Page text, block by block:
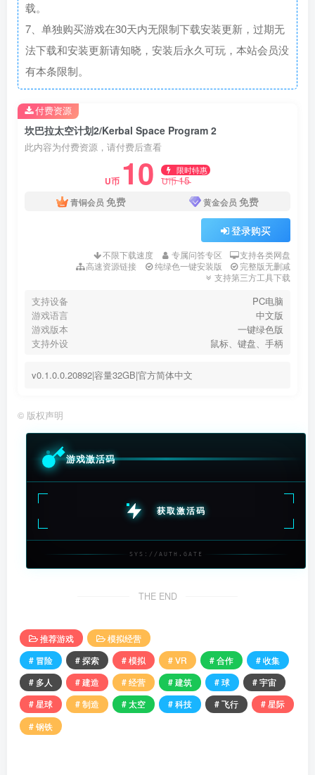
载。
7、单独购买游戏在30天内无限制下载安装更新，过期无
法下载和安装更新请知晓，安装后永久可玩，本站会员没
有本条限制。
坎巴拉太空计划2/Kerbal Space Program 2
此内容为付费资源，请付费后查看
U币 10 限时特惠
U币15
青铜会员 免费 黄金会员 免费
登录购买
不限下载速度 专属问答专区
支持各类网盘
高速资源链接
纯绿色一键安装版
完整版无删减
支持第三方工具下载
支持设备
PC电脑
游戏语言
中文版
游戏版本
一键绿色版
支持外设
鼠标、键盘、手柄
v0.1.0.0.20892|容量32GB|官方简体中文
付费资源
© 版权声明
游戏激活码
获取激活码
SYS://AUTH.GATE
THE END
推荐游戏
模拟经营
# 冒险
# 探索 # 模拟 # VR # 合作
# 收集
# 多人
# 建造 # 经营 # 建筑 # 球
# 宇宙
# 星球
# 制造 # 太空 # 科技 # 飞行
# 星际
# 钢铁